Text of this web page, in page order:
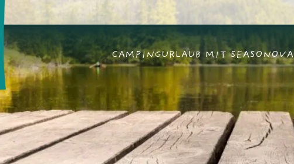
CAMPINGURLAUB MIT SEASONOVA